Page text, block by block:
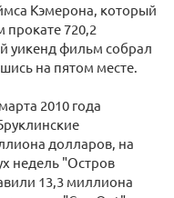
Кэмерона, который
прокате 720,2
уикенд фильм собрал
на пятом месте.
2010 года
долларов, на
недель "Остров
13,3 миллиона